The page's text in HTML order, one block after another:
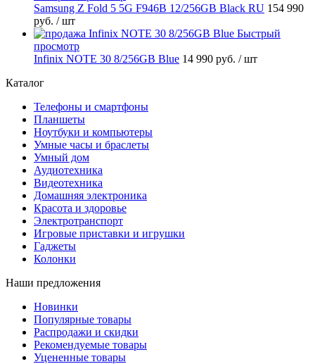
Samsung Z Fold 5 5G F946B 12/256GB Black RU 154 990
руб. / шт
Быстрый
просмотр
Infinix NOTE 30 8/256GB Blue 14 990 руб. / шт
Каталог
Телефоны и смартфоны
Планшеты
Ноутбуки и компьютеры
Умные часы и браслеты
Умный дом
Аудиотехника
Видеотехника
Домашняя электроника
Красота и здоровье
Электротранспорт
Игровые приставки и игрушки
Гаджеты
Колонки
Наши предложения
Новинки
Популярные товары
Распродажи и скидки
Рекомендуемые товары
Уцененные товары